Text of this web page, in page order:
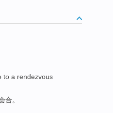
to a rendezvous
合。